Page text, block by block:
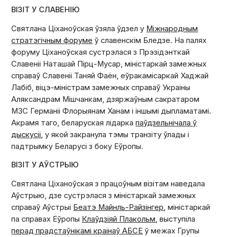
ВІЗІТ У СЛАВЕНІЮ
Святлана Ціханоўская ўзяла ўдзел у Міжнародным
стратэгічным форуме ў славенскім Бледзе. На палях
форуму Ціханоўская сустрэлася з Прэзідэнткай
Славеніі Наташай Пірц-Мусар, міністаркай замежных
справаў Славеніі Таняй Фаён, еўракамісаркай Хаджай
Лабіб, віцэ-міністрам замежных справаў Украіны
Аляксандрам Мішчанкам, дзяржаўным сакратаром
МЗС Германіі Флорыянам Ханам і іншымі дыпламатамі.
Акрамя таго, беларуская лідаркапаўдзельнічала ў
дыскусіі, у якой закранула тэмы транзіту ўлады і
падтрымку Беларусі з боку Еўропы.
ВІЗІТ У АЎСТРЫЮ
Святлана Ціханоўская з працоўным візітам наведала
Аўстрыю, дзе сустрэлася з міністаркай замежных
справаў Аўстрыі Беатэ Майнль-Райзінгер , міністаркай
па справах Еўропы Клаўдзіяй Плакольм , выступіла
перад прадстаўнікамі краінаў АБСЕ ў межах Групы